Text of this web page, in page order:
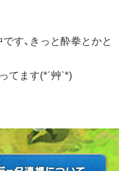
す、きっと酔拳とかと
てます(*´艸`*)